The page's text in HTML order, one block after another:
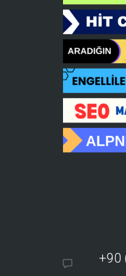
+90